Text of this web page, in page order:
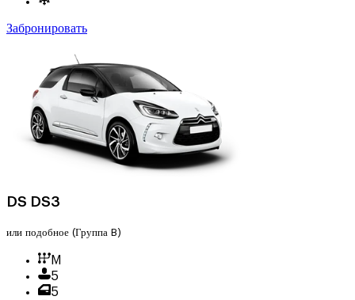
Забронировать
DS DS3
или подобное (Группа B)
M
5
5